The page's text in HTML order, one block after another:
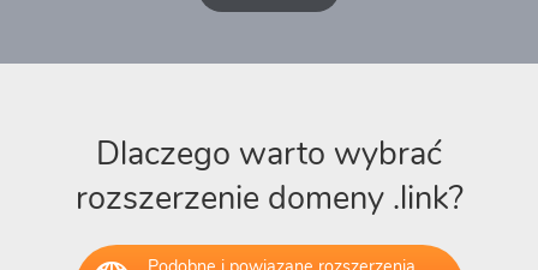
Dlaczego warto wybrać
rozszerzenie domeny .link?